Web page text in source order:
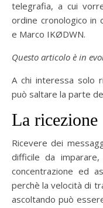
telegrafia, a cui
ordine cronologico in
e Marco IKØDWN.
Questo articolo è in
A chi interessa solo
può saltare la parte
La ricezione
Ricevere dei
difficile da imparare,
concentrazione ed
perchè la velocità di
ascoltando può